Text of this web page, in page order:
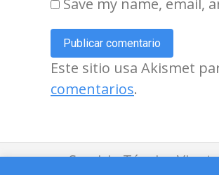
Save my name,
Publicar comentario
Este sitio usa Akismet
comentarios.
Servicio Técnico